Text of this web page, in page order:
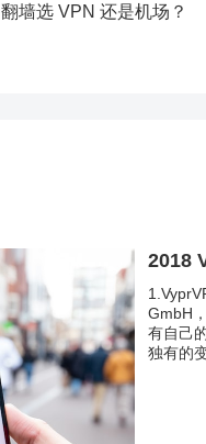
翻墙选 VPN 还是机场？
2018
GmbH
有自己
独有的